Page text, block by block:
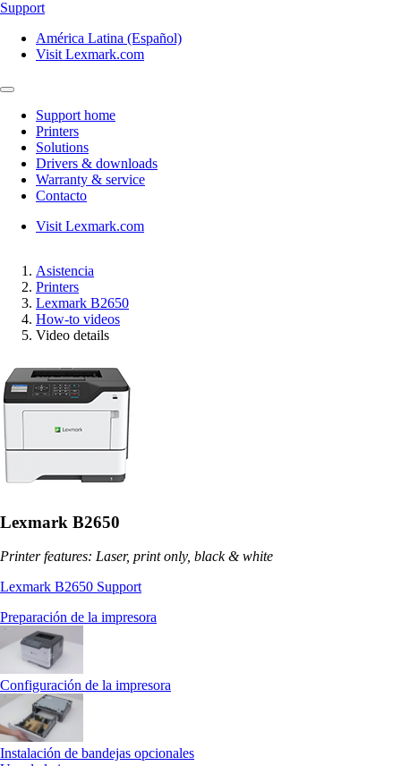
Support
América Latina (Español)
Visit Lexmark.com
Support home
Printers
Solutions
Drivers & downloads
Warranty & service
Contacto
Visit Lexmark.com
Asistencia
Printers
Lexmark B2650
How-to videos
Video details
Lexmark B2650
Printer features: Laser, print only, black & white
Lexmark B2650 Support
Preparación de la impresora
Configuración de la impresora
Instalación de bandejas opcionales